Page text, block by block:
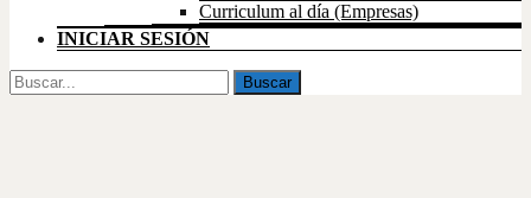
Curriculum al día (Empresas)
INICIAR SESIÓN
Buscar
por: